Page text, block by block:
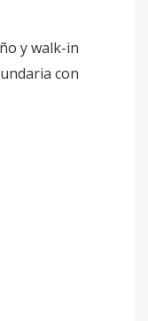
y walk-in
con